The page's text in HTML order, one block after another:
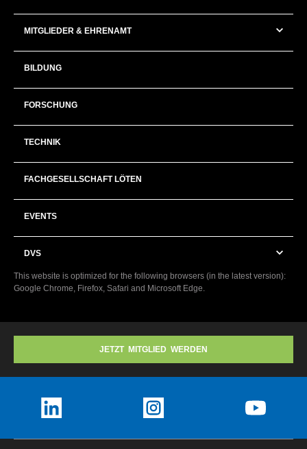
MITGLIEDER & EHRENAMT
BILDUNG
FORSCHUNG
TECHNIK
FACHGESELLSCHAFT LÖTEN
EVENTS
DVS
This website is optimized for the following browsers (in the latest version):
Google Chrome, Firefox, Safari and Microsoft Edge.
JETZT MITGLIED WERDEN